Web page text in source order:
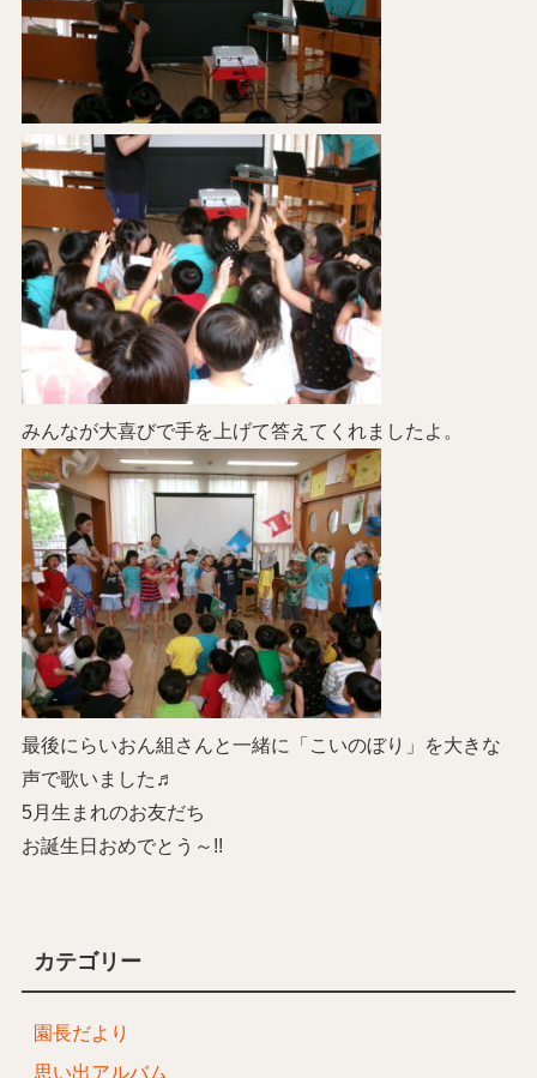
みんなが大喜びで手を上げて答えてくれましたよ。
最後にらいおん組さんと一緒に「こいのぼり」を大きな
声で歌いました♬
5月生まれのお友だち
お誕生日おめでとう～!!
カテゴリー
園長だより
思い出アルバム